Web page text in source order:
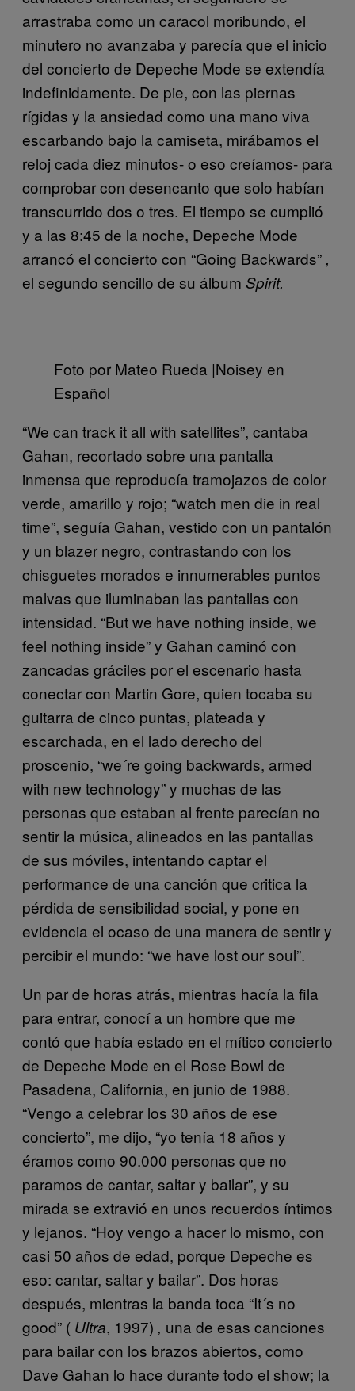
arrastraba como un caracol moribundo, el
minutero no avanzaba y parecía que el inicio
del concierto de Depeche Mode se extendía
indefinidamente. De pie, con las piernas
rígidas y la ansiedad como una mano viva
escarbando bajo la camiseta, mirábamos el
reloj cada diez minutos- o eso creíamos- para
comprobar con desencanto que solo habían
transcurrido dos o tres. El tiempo se cumplió
y a las 8:45 de la noche, Depeche Mode
arrancó el concierto con “Going Backwards” ,
el segundo sencillo de su álbum Spirit.
Foto por Mateo Rueda |Noisey en
Español
“We can track it all with satellites”, cantaba
Gahan, recortado sobre una pantalla
inmensa que reproducía tramojazos de color
verde, amarillo y rojo; “watch men die in real
time”, seguía Gahan, vestido con un pantalón
y un blazer negro, contrastando con los
chisguetes morados e innumerables puntos
malvas que iluminaban las pantallas con
intensidad. “But we have nothing inside, we
feel nothing inside” y Gahan caminó con
zancadas gráciles por el escenario hasta
conectar con Martin Gore, quien tocaba su
guitarra de cinco puntas, plateada y
escarchada, en el lado derecho del
proscenio, “we´re going backwards, armed
with new technology” y muchas de las
personas que estaban al frente parecían no
sentir la música, alineados en las pantallas
de sus móviles, intentando captar el
performance de una canción que critica la
pérdida de sensibilidad social, y pone en
evidencia el ocaso de una manera de sentir y
percibir el mundo: “we have lost our soul”.
Un par de horas atrás, mientras hacía la fila
para entrar, conocí a un hombre que me
contó que había estado en el mítico concierto
de Depeche Mode en el Rose Bowl de
Pasadena, California, en junio de 1988.
“Vengo a celebrar los 30 años de ese
concierto”, me dijo, “yo tenía 18 años y
éramos como 90.000 personas que no
paramos de cantar, saltar y bailar”, y su
mirada se extravió en unos recuerdos íntimos
y lejanos. “Hoy vengo a hacer lo mismo, con
casi 50 años de edad, porque Depeche es
eso: cantar, saltar y bailar”. Dos horas
después, mientras la banda toca “It´s no
good” ( Ultra, 1997) , una de esas canciones
para bailar con los brazos abiertos, como
Dave Gahan lo hace durante todo el show; la